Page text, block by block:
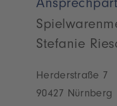
Stefanie
Herderstraße 7
90427 Nürnberg